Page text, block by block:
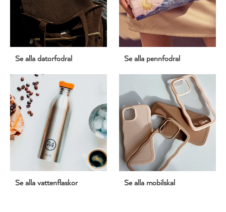
Se alla datorfodral Se alla pennfodral
Se alla vattenflaskor Se alla mobilskal